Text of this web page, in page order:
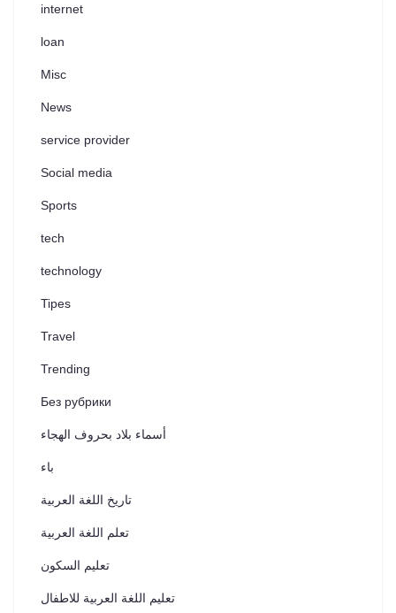
internet
loan
Misc
News
service provider
Social media
Sports
tech
technology
Tipes
Travel
Trending
Без рубрики
أسماء بلاد بحروف الهجاء
باء
تاريخ اللغة العربية
تعلم اللغة العربية
تعليم السكون
تعليم اللغة العربية للاطفال